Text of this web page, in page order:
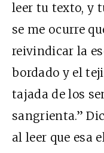
leer tu texto, y
se me ocurre
reivindicar la
bordado y el
tajada de los
sangrienta.”
al leer que esa